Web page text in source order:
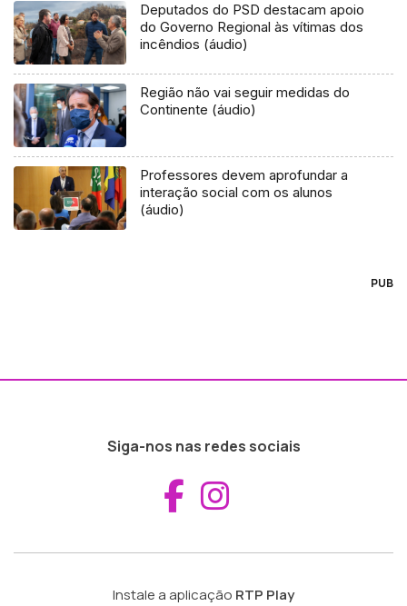
Deputados do PSD destacam apoio
do Governo Regional às vítimas dos
incêndios (áudio)
Região não vai seguir medidas do
Continente (áudio)
Professores devem aprofundar a
interação social com os alunos
(áudio)
PUB
Siga-nos nas redes sociais
Aceder ao
Instale a aplicação RTP Play